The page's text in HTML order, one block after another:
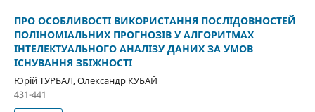
ПРО ОСОБЛИВОСТІ ВИКОРИСТАННЯ ПОСЛІДОВНОСТЕЙ
ПОЛІНОМІАЛЬНИХ ПРОГНОЗІВ У АЛГОРИТМАХ
ІНТЕЛЕКТУАЛЬНОГО АНАЛІЗУ ДАНИХ ЗА УМОВ
ІСНУВАННЯ ЗБІЖНОСТІ
Юрій ТУРБАЛ, Олександр КУБАЙ
431-441